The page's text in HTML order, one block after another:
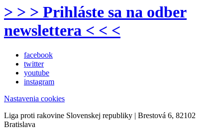
> > > Prihláste sa na odber
newslettera < < <
facebook
twitter
youtube
instagram
Nastavenia cookies
Liga proti rakovine Slovenskej republiky | Brestová 6, 82102
Bratislava